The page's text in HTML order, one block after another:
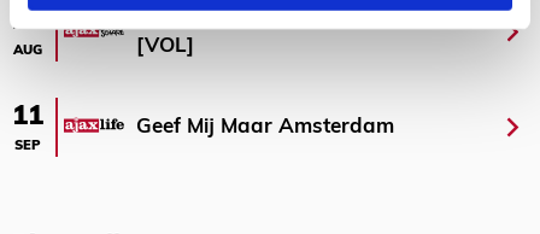
23
AUG
Selectiedag ballenjongens/-meiden
[VOL]
11
SEP
Geef Mij Maar Amsterdam